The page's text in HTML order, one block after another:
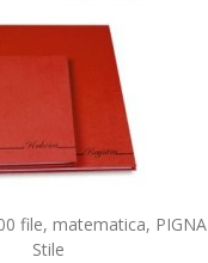
file, matematica, PIGNA
Stile